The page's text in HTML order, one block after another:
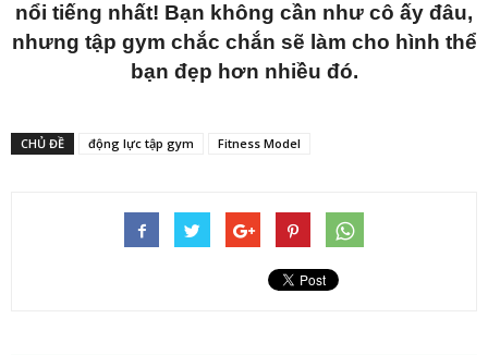
nổi tiếng nhất! Bạn không cần như cô ấy đâu,
nhưng tập gym chắc chắn sẽ làm cho hình thể
bạn đẹp hơn nhiều đó.
CHỦ ĐỀ động lực tập gym Fitness Model